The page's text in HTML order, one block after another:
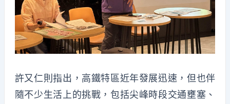
許又仁則指出，高鐵特區近年發展迅速，但也伴
隨不少生活上的挑戰，包括尖峰時段交通壅塞、